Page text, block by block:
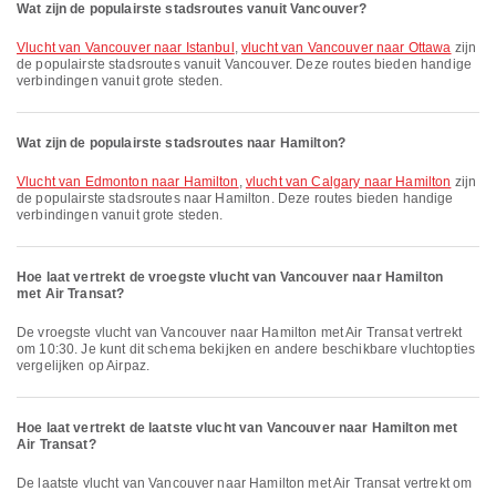
Wat zijn de populairste stadsroutes vanuit Vancouver?
vlucht van Vancouver naar Istanbul ,vlucht van Vancouver naar Ottawa zijn
de populairste stadsroutes vanuit Vancouver. Deze routes bieden handige
verbindingen vanuit grote steden.
Wat zijn de populairste stadsroutes naar Hamilton?
vlucht van Edmonton naar Hamilton , vlucht van Calgary naar Hamilton zijn
de populairste stadsroutes naar Hamilton. Deze routes bieden handige
verbindingen vanuit grote steden.
Hoe laat vertrekt de vroegste vlucht van Vancouver naar Hamilton
met Air Transat?
De vroegste vlucht van Vancouver naar Hamilton met Air Transat vertrekt
om 10:30. Je kunt dit schema bekijken en andere beschikbare vluchtopties
vergelijken op Airpaz.
Hoe laat vertrekt de laatste vlucht van Vancouver naar Hamilton met
Air Transat?
De laatste vlucht van Vancouver naar Hamilton met Air Transat vertrekt om